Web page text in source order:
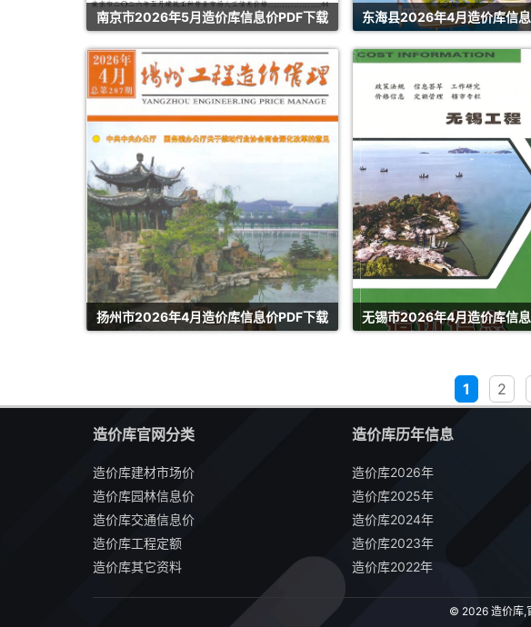
南京市2026年5月造价库信息价PDF下载 东海县2026年4月造价库信
扬州市2026年4月造价库信息价PDF下载 无锡市2026年4月造价库信
1 2
造价库官网分类
造价库建材市场价
造价库园林信息价
造价库交通信息价
造价库工程定额
造价库其它资料
造价库历年信息
造价库2026年
造价库2025年
造价库2024年
造价库2023年
造价库2022年
© 2026 造价库,